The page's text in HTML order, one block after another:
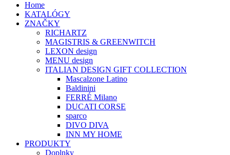
Home
KATALÓGY
ZNAČKY
RICHARTZ
MAGISTRIS & GREENWITCH
LEXON design
MENU design
ITALIAN DESIGN GIFT COLLECTION
Mascalzone Latino
Baldinini
FERRÉ Milano
DUCATI CORSE
sparco
DIVO DIVA
INN MY HOME
PRODUKTY
Doplnky